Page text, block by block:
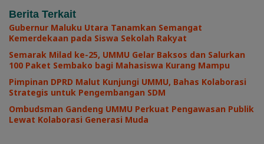
Berita Terkait
Gubernur Maluku Utara Tanamkan Semangat
Kemerdekaan pada Siswa Sekolah Rakyat
Semarak Milad ke-25, UMMU Gelar Baksos dan Salurkan
100 Paket Sembako bagi Mahasiswa Kurang Mampu
Pimpinan DPRD Malut Kunjungi UMMU, Bahas Kolaborasi
Strategis untuk Pengembangan SDM
Ombudsman Gandeng UMMU Perkuat Pengawasan Publik
Lewat Kolaborasi Generasi Muda